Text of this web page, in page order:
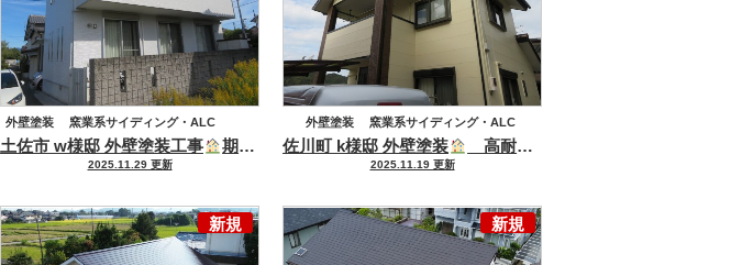
屋根・外壁を高耐候塗料 ニッペ グランセラシリーズで施工しました(^^♪
土佐市 w様邸 外壁塗装工事 期待耐用年数30年以上！水溶性溶剤塗料 プレマテックス 『グランデ無機』で塗装(^^♪
2025.11.29 更新
外壁塗装 窯業系サイディング・ALC
佐川町 k様邸 外壁塗装 高耐候塗料で長持ち仕様！！
2025.11.19 更新
外壁塗装
窯業系サイディング・ALC
高意匠サイディング
新規 新規